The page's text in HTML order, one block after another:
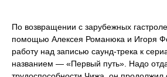
По возвращении с зарубежных
помощью Алексея Романюка и Игоря
работу над записью саунд-трека к
названием — «Первый путь». Надо